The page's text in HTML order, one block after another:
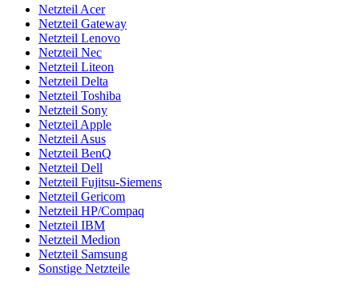
Netzteil Acer
Netzteil Gateway
Netzteil Lenovo
Netzteil Nec
Netzteil Liteon
Netzteil Delta
Netzteil Toshiba
Netzteil Sony
Netzteil Apple
Netzteil Asus
Netzteil BenQ
Netzteil Dell
Netzteil Fujitsu-Siemens
Netzteil Gericom
Netzteil HP/Compaq
Netzteil IBM
Netzteil Medion
Netzteil Samsung
Sonstige Netzteile